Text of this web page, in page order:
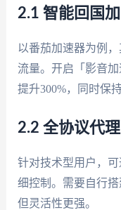
2.1 智能回国
以番茄加速器为例
流量。开启「影音
提升300%，同时保
2.2 全协议代
针对技术型用户，可
细控制。需要自行
但灵活性更强。